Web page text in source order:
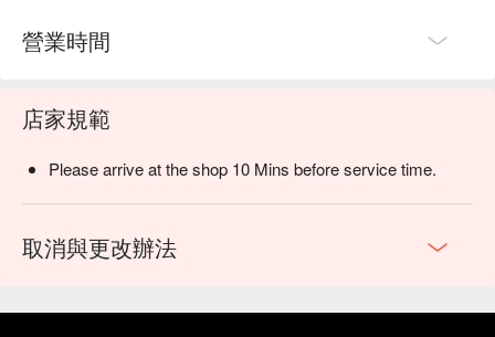
營業時間
店家規範
Please arrive at the shop 10 Mins before service time.
取消與更改辦法